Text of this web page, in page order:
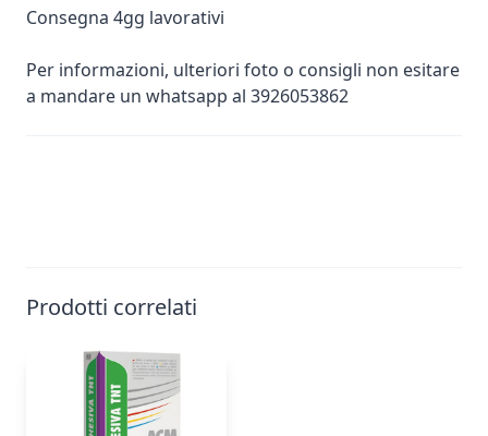
Consegna 4gg lavorativi
Per informazioni, ulteriori foto o consigli non esitare
a mandare un whatsapp al 3926053862
Prodotti correlati